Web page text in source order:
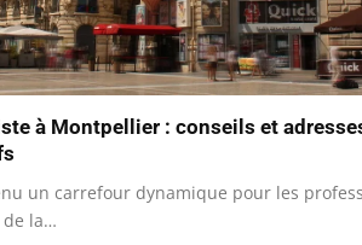
à Montpellier : conseils et
un carrefour dynamique pour les
de la…